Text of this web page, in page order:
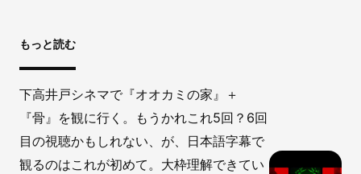
もっと読む
下高井戸シネマで『オオカミの家』＋
『骨』を観に行く。もうかれこれ5回？6回
目の視聴かもしれない、が、日本語字幕で
観るのはこれが初めて。大枠理解できてい